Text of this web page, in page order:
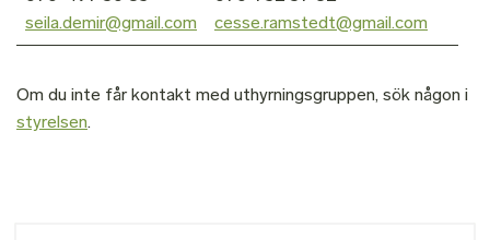
seila.demir@gmail.com
cesse.ramstedt@gmail.com
Om du inte får kontakt med uthyrningsgruppen, sök någon i
styrelsen.